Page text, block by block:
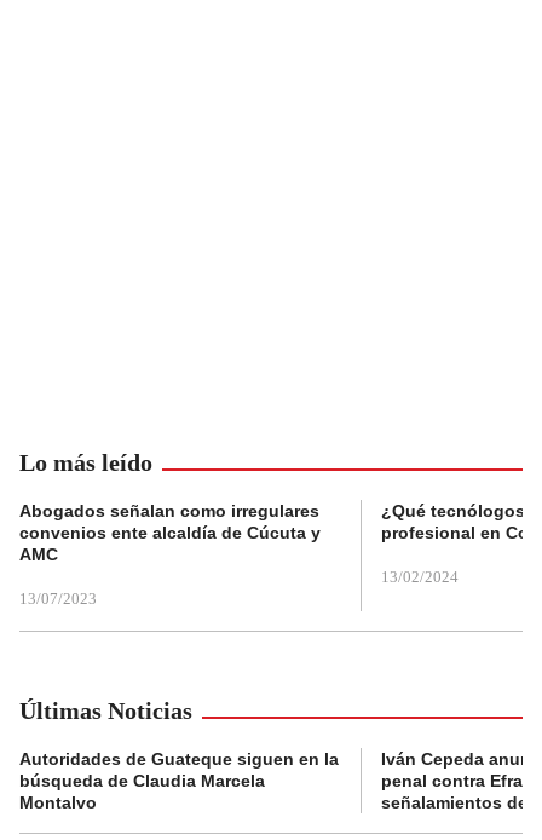
Lo más leído
Abogados señalan como irregulares
convenios ente alcaldía de Cúcuta y
AMC
13/07/2023
¿Qué tecnólogos
profesional en
13/02/2024
Últimas Noticias
Autoridades de Guateque siguen en la
búsqueda de Claudia Marcela
Montalvo
Iván Cepeda
penal contra
señalamientos de